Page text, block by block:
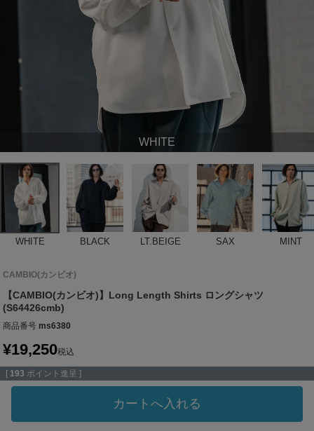
WHITE
WHITE BLACK LT.BEIGE SAX MINT
CAMBIO(カンビオ)
【CAMBIO(カンビオ)】Long Length Shirts ロングシャツ
(S64426cmb)
商品番号 ms6380
¥19,250税込
[ 193 ポイント進呈 ]
カートへ入れる